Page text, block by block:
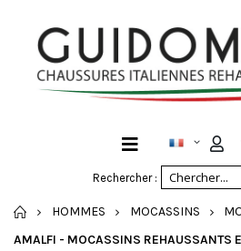
Rechercher :
ACCUEIL
HOMMES MOCASSINS
AMALFI - MOCASSINS REHAUSSANTS